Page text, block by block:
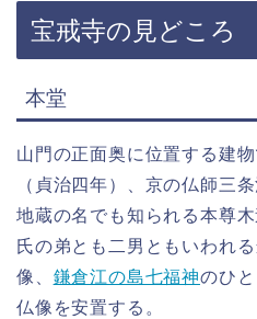
宝戒寺の見どころ
本堂
山門の正面奥に位置する建
（貞治四年）、京の仏師三
地蔵の名でも知られる本尊
氏の弟とも二男ともいわれ
像、 鎌倉江の島七福神のひ
仏像を安置する。